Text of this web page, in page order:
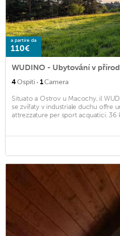
a partire da
110€
4Ospiti · 1Camera
Situato a Ostrov u Macochy, il
se zvířaty v industriale duchu offre
attrezzature per sport acquatici. 36